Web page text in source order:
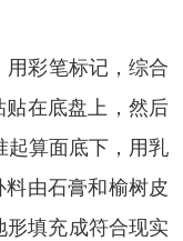
彩笔标记，综合
在底盘上，然后
起算面底下，用乳
由石膏和榆树皮
填充成符合现实